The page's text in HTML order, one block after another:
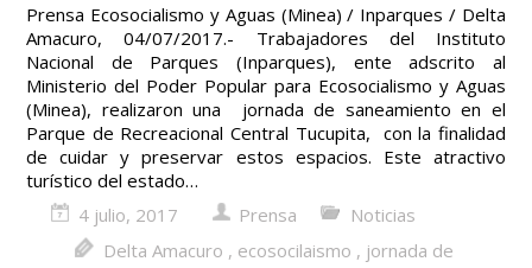
Prensa Ecosocialismo y Aguas (Minea) / Inparques / Delta
Amacuro, 04/07/2017.- Trabajadores del Instituto
Nacional de Parques (Inparques), ente adscrito al
Ministerio del Poder Popular para Ecosocialismo y Aguas
(Minea), realizaron una jornada de saneamiento en el
Parque de Recreacional Central Tucupita, con la finalidad
de cuidar y preservar estos espacios. Este atractivo
turístico del estado…
4 julio, 2017
Prensa
Noticias
Delta Amacuro , ecosocilaismo , jornada de